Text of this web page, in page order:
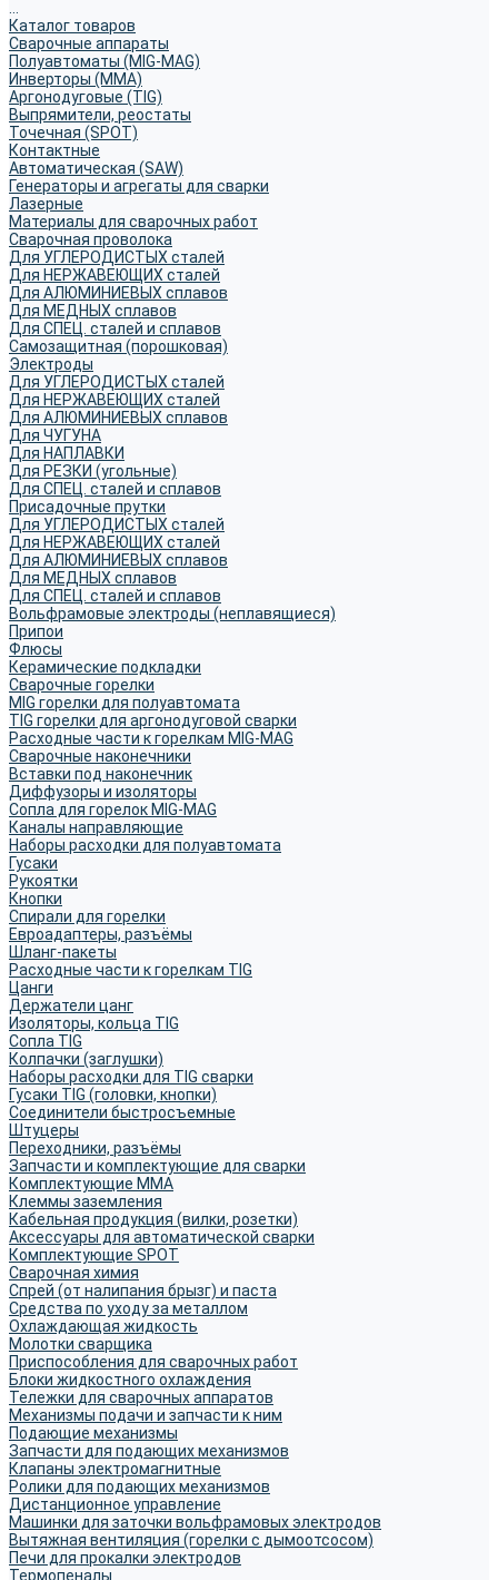
Каталог товаров
Сварочные аппараты
Полуавтоматы (MIG-MAG)
Инверторы (MMA)
Аргонодуговые (TIG)
Выпрямители, реостаты
Точечная (SPOT)
Контактные
Автоматическая (SAW)
Генераторы и агрегаты для сварки
Лазерные
Материалы для сварочных работ
Сварочная проволока
Для УГЛЕРОДИСТЫХ сталей
Для НЕРЖАВЕЮЩИХ сталей
Для АЛЮМИНИЕВЫХ сплавов
Для МЕДНЫХ сплавов
Для СПЕЦ. сталей и сплавов
Самозащитная (порошковая)
Электроды
Для УГЛЕРОДИСТЫХ сталей
Для НЕРЖАВЕЮЩИХ сталей
Для АЛЮМИНИЕВЫХ сплавов
Для ЧУГУНА
Для НАПЛАВКИ
Для РЕЗКИ (угольные)
Для СПЕЦ. сталей и сплавов
Присадочные прутки
Для УГЛЕРОДИСТЫХ сталей
Для НЕРЖАВЕЮЩИХ сталей
Для АЛЮМИНИЕВЫХ сплавов
Для МЕДНЫХ сплавов
Для СПЕЦ. сталей и сплавов
Вольфрамовые электроды (неплавящиеся)
Припои
Флюсы
Керамические подкладки
Сварочные горелки
MIG горелки для полуавтомата
TIG горелки для аргонодуговой сварки
Расходные части к горелкам MIG-MAG
Сварочные наконечники
Вставки под наконечник
Диффузоры и изоляторы
Сопла для горелок MIG-MAG
Каналы направляющие
Наборы расходки для полуавтомата
Гусаки
Рукоятки
Кнопки
Спирали для горелки
Евроадаптеры, разъёмы
Шланг-пакеты
Расходные части к горелкам TIG
Цанги
Держатели цанг
Изоляторы, кольца TIG
Сопла TIG
Колпачки (заглушки)
Наборы расходки для TIG сварки
Гусаки TIG (головки, кнопки)
Соединители быстросъемные
Штуцеры
Переходники, разъёмы
Запчасти и комплектующие для сварки
Комплектующие ММА
Клеммы заземления
Кабельная продукция (вилки, розетки)
Аксессуары для автоматической сварки
Комплектующие SPOT
Сварочная химия
Спрей (от налипания брызг) и паста
Средства по уходу за металлом
Охлаждающая жидкость
Молотки сварщика
Приспособления для сварочных работ
Блоки жидкостного охлаждения
Тележки для сварочных аппаратов
Механизмы подачи и запчасти к ним
Подающие механизмы
Запчасти для подающих механизмов
Клапаны электромагнитные
Ролики для подающих механизмов
Дистанционное управление
Машинки для заточки вольфрамовых электродов
Вытяжная вентиляция (горелки с дымоотсосом)
Печи для прокалки электродов
Термопеналы